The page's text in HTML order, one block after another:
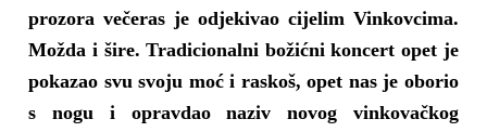
prozora večeras je odjekivao cijelim Vinkovcima.
Možda i šire. Tradicionalni božićni koncert opet je
pokazao svu svoju moć i raskoš, opet nas je oborio
s nogu i opravdao naziv novog vinkovačkog